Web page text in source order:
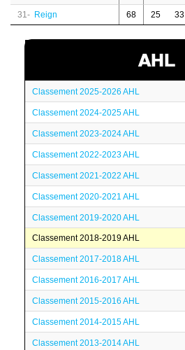
31- Reign 68 25 33
AHL
Classement 2025-2026 AHL
Classement 2024-2025 AHL
Classement 2023-2024 AHL
Classement 2022-2023 AHL
Classement 2021-2022 AHL
Classement 2020-2021 AHL
Classement 2019-2020 AHL
Classement 2018-2019 AHL
Classement 2017-2018 AHL
Classement 2016-2017 AHL
Classement 2015-2016 AHL
Classement 2014-2015 AHL
Classement 2013-2014 AHL